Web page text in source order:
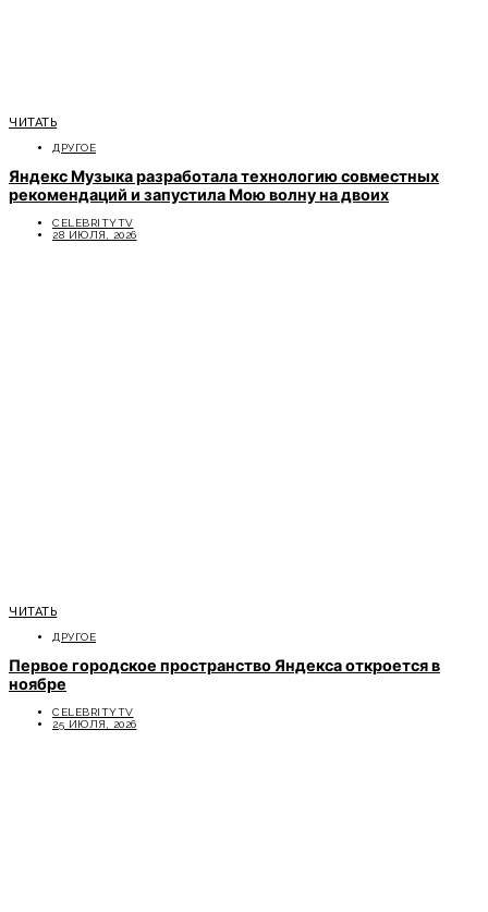
ЧИТАТЬ
ДРУГОЕ
Яндекс Музыка разработала технологию совместных
рекомендаций и запустила Мою волну на двоих
CELEBRITYTV
28 ИЮЛЯ, 2026
ЧИТАТЬ
ДРУГОЕ
Первое городское пространство Яндекса откроется в
ноябре
CELEBRITYTV
25 ИЮЛЯ, 2026